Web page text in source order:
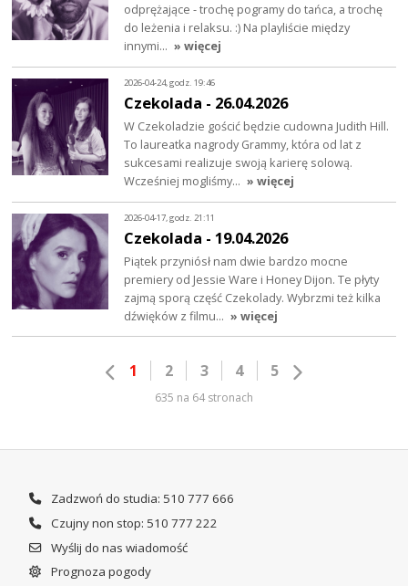
odprężające - trochę pogramy do tańca, a trochę
do leżenia i relaksu. :) Na playliście między
innymi… » więcej
2026-04-24, godz. 19:46
Czekolada - 26.04.2026
W Czekoladzie gościć będzie cudowna Judith Hill.
To laureatka nagrody Grammy, która od lat z
sukcesami realizuje swoją karierę solową.
Wcześniej mogliśmy… » więcej
2026-04-17, godz. 21:11
Czekolada - 19.04.2026
Piątek przyniósł nam dwie bardzo mocne
premiery od Jessie Ware i Honey Dijon. Te płyty
zajmą sporą część Czekolady. Wybrzmi też kilka
dźwięków z filmu… » więcej
1 2 3 4 5
635 na 64 stronach
Zadzwoń do studia: 510 777 666
Czujny non stop: 510 777 222
Wyślij do nas wiadomość
Prognoza pogody